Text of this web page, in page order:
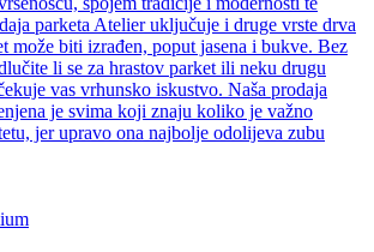
parketa Atelier uključuje i druge vrste drva
može biti izrađen, poput jasena i bukve. Bez
li se za hrastov parket ili neku drugu
vas vrhunsko iskustvo. Naša prodaja
je svima koji znaju koliko je važno
jer upravo ona najbolje odolijeva zubu